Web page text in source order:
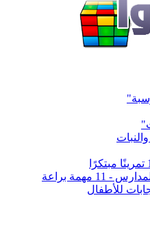
مهمة براعة
للأطفال